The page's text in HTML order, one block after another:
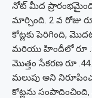
నోట్ మీద
మార్చింది. 2 వ రోజు
కోట్లకు పెరిగింది,
మరియు హిందీలో రూ
మొత్తం సేకరణ రూ
మలుపు అని
కోట్లను సంపాదించింది,